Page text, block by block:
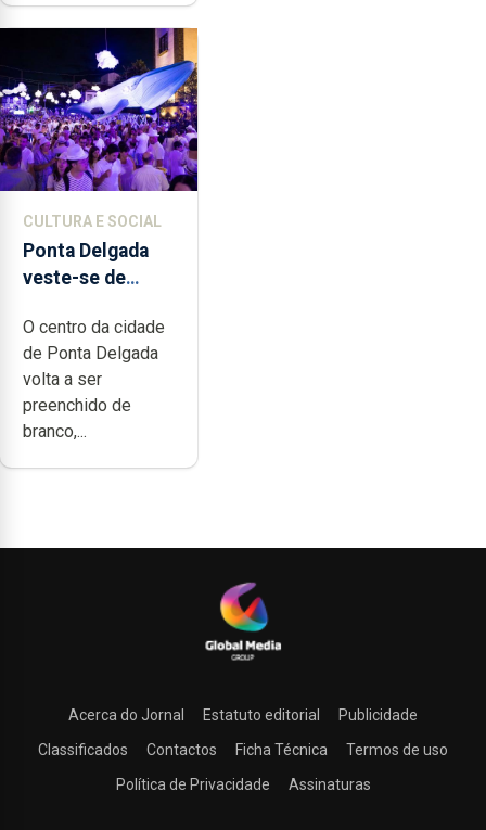
CULTURA E SOCIAL
Ponta Delgada
veste-se de
O centro da cidade
de Ponta Delgada
volta a ser
preenchido de
branco,...
Acerca do Jornal Estatuto editorial
Publicidade
Classificados
Contactos Ficha Técnica
Termos de uso
Política de Privacidade
Assinaturas